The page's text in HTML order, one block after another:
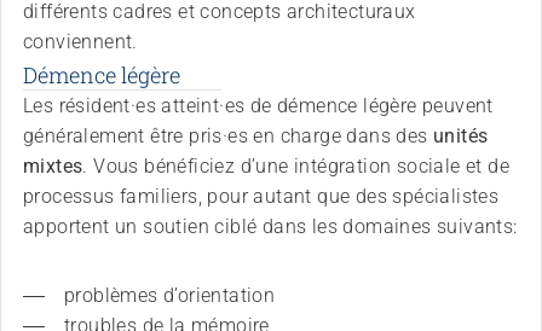
différents cadres et concepts architecturaux
conviennent.
Démence légère
Les résident·es atteint·es de démence légère peuvent
généralement être pris·es en charge dans des unités
mixtes. Vous bénéficiez d’une intégration sociale et de
processus familiers, pour autant que des spécialistes
apportent un soutien ciblé dans les domaines suivants:
problèmes d’orientation
troubles de la mémoire